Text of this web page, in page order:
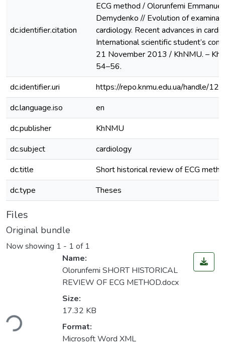
dc.identifier.citation
ECG method / Olorunfemi
Demydenko // Evolution of
cardiology. Recent advances in
International scientific student’s
21 November 2013 / KhNMU. –
54–56.
dc.identifier.uri
https://repo.knmu.edu.ua/handle/
dc.language.iso
en
dc.publisher
KhNMU
dc.subject
cardiology
dc.title
Short historical review of ECG
dc.type
Theses
Files
Original bundle
Now showing 1 - 1 of 1
Name:
Olorunfemi SHORT HISTORICAL
REVIEW OF ECG METHOD.docx
Size:
17.32 KB
Format:
Microsoft Word XML